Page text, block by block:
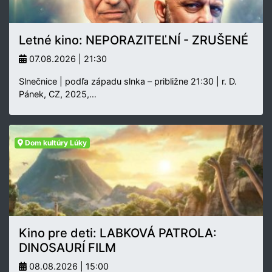
Letné kino: NEPORAZITEĽNÍ - ZRUŠENÉ
07.08.2026 | 21:30
Slnečnice | podľa západu slnka – približne 21:30 | r. D.
Pánek, CZ, 2025,…
Dom kultúry Lúky
Kino pre deti: LABKOVÁ PATROLA:
DINOSAURÍ FILM
08.08.2026 | 15:00